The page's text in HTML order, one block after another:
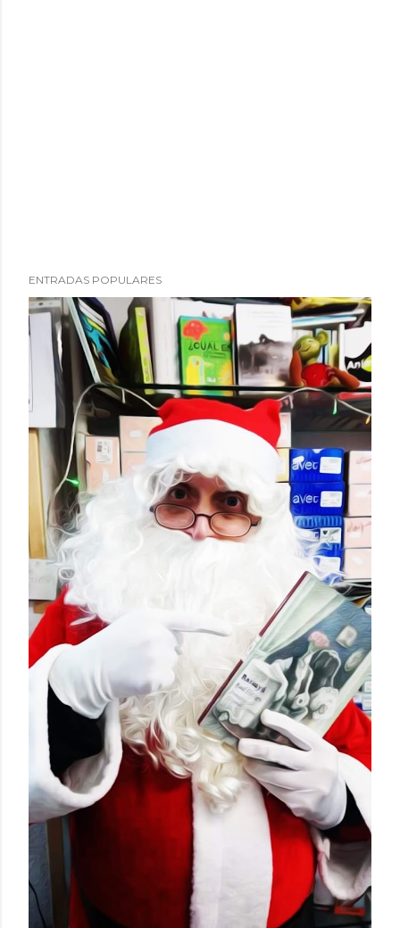
ENTRADAS POPULARES